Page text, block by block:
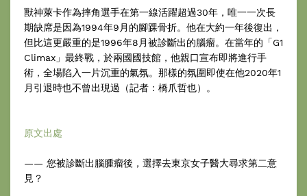
獸神萊卡作為摔角選手在第一線活躍超過30年，唯一一次長
期缺席是因為1994年9月的腳踝骨折。他在大約一年後復出，
但比這更嚴重的是1996年8月被診斷出的腦瘤。在當年的「G1
Climax」最終戰，於兩國國技館，他親口宣布即將進行手
術，全場陷入一片沉重的氣氛。那樣的氛圍即使在他2020年1
月引退時也不曾出現過（記者：橋爪哲也）。
原文出處
—— 您被診斷出腦腫瘤後，選擇去東京女子醫大尋求第二意
見？